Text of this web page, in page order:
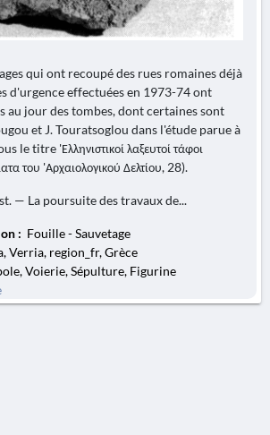
qui ont recoupé des rues romaines déjà
d'urgence effectuées en 1973-74 ont
au jour des tombes, dont certaines sont
et J. Touratsoglou dans l'étude parue à
le titre 'Ελληνιστικοί λαξευτοί τάφοι
του 'Αρχαιολογικού Δελτίου, 28).
— La poursuite des travaux de...
: Fouille - Sauvetage
Verria, region_fr, Grèce
Voierie, Sépulture, Figurine